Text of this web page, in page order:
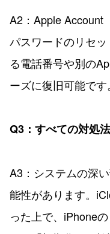
A2：Apple Account
パスワードのリセ
る電話番号や別の
ーズに復旧可能です。
Q3：すべての対処
A3：システムの深
能性があります。
った上で、iPhone